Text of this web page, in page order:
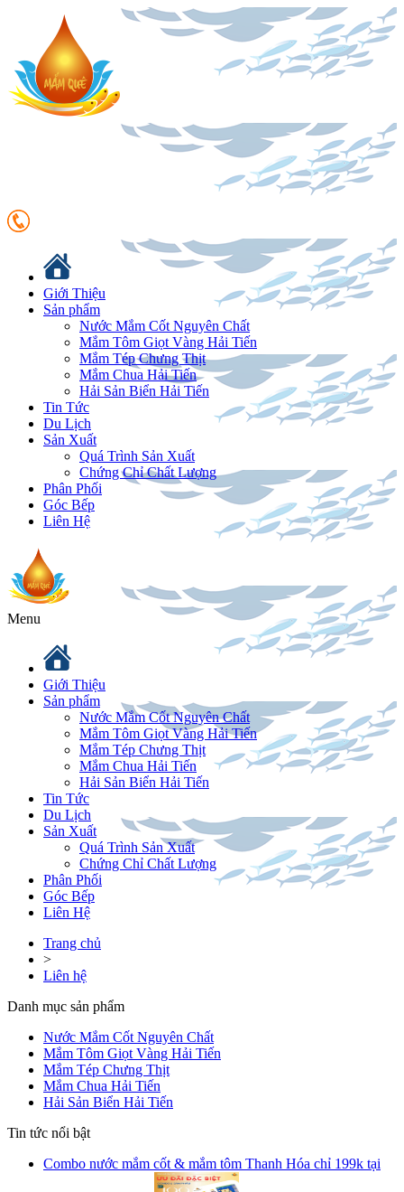
Giới Thiệu
Sản phẩm
Nước Mắm Cốt Nguyên Chất
Mắm Tôm Giọt Vàng Hải Tiến
Mắm Tép Chưng Thịt
Mắm Chua Hải Tiến
Hải Sản Biển Hải Tiến
Tin Tức
Du Lịch
Sản Xuất
Quá Trình Sản Xuất
Chứng Chỉ Chất Lượng
Phân Phối
Góc Bếp
Liên Hệ
Menu
Giới Thiệu
Sản phẩm
Nước Mắm Cốt Nguyên Chất
Mắm Tôm Giọt Vàng Hải Tiến
Mắm Tép Chưng Thịt
Mắm Chua Hải Tiến
Hải Sản Biển Hải Tiến
Tin Tức
Du Lịch
Sản Xuất
Quá Trình Sản Xuất
Chứng Chỉ Chất Lượng
Phân Phối
Góc Bếp
Liên Hệ
Trang chủ
>
Liên hệ
Danh mục sản phẩm
Nước Mắm Cốt Nguyên Chất
Mắm Tôm Giọt Vàng Hải Tiến
Mắm Tép Chưng Thịt
Mắm Chua Hải Tiến
Hải Sản Biển Hải Tiến
Tin tức nổi bật
Combo nước mắm cốt & mắm tôm Thanh Hóa chỉ 199k tại